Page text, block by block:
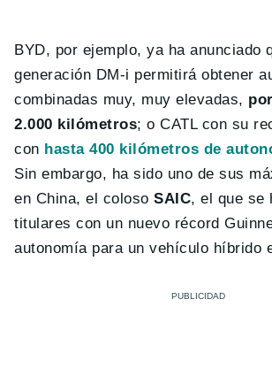
BYD, por ejemplo, ya ha anunciado
generación DM-i permitirá obtener
combinadas muy, muy elevadas,
2.000 kilómetros; o CATL con su
con hasta 400 kilómetros de
Sin embargo, ha sido uno de sus
en China, el colosoSAIC, el que se
titulares con un nuevo récord
autonomía para un vehículo híbrido